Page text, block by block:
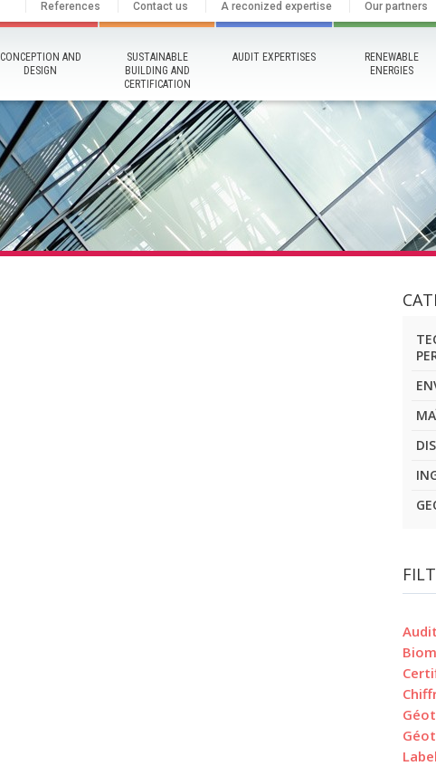
References Contact us A reconized expertise Our partners
CONCEPTION AND
DESIGN
SUSTAINABLE
BUILDING AND
CERTIFICATION
AUDIT EXPERTISES
RENEWABLE
ENERGIES